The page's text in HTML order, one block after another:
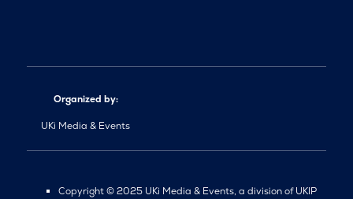
Organized by:
UKi Media & Events
Copyright © 2025 UKi Media & Events, a division of UKIP